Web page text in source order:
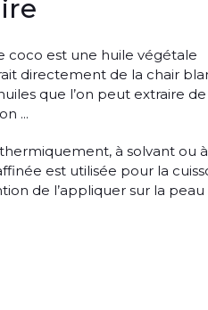
coco est une huile végétale
directement de la chair
que l’on peut extraire
...
à solvant ou à
est utilisée pour la
de l’appliquer sur la